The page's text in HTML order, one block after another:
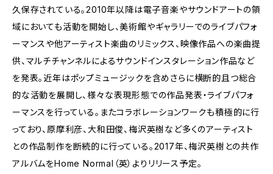
久保存されている。2010年以降は電子音楽やサウンドアートの領
域においても活動を開始し、美術館やギャラリーでのライブパフォ
ーマンスや他アーティスト楽曲のリミックス、映像作品への楽曲提
供、マルチチャンネルによるサウンドインスタレーション作品など
を発表。近年はポップミュージックを含めさらに横断的且つ総合
的な活動を展開し、様々な表現形態での作品発表・ライブパフォ
ーマンスを行っている。またコラボレーションワークも積極的に行
っており、原摩利彦、大和田俊、梅沢英樹など多くのアーティスト
との作品制作を断続的に行っている。2017年、梅沢英樹との共作
アルバムをHome Normal（英）よりリリース予定。